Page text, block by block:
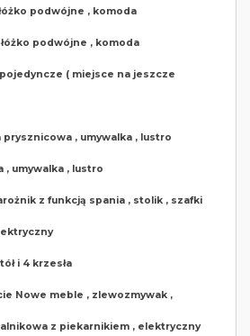
podwójne , komoda
łóżko podwójne , komoda
pojedyncze ( miejsce na jeszcze
prysznicowa , umywalka , lustro
, umywalka , lustro
z funkcją spania , stolik , szafki
i 4 krzesła
Nowe meble , zlewozmywak ,
z piekarnikiem , elektryczny